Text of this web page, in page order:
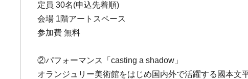
定員 30名(申込先着順)
会場 1階アートスペース
参加費 無料
②パフォーマンス「casting a shadow」
オランジュリー美術館をはじめ国内外で活躍する國本